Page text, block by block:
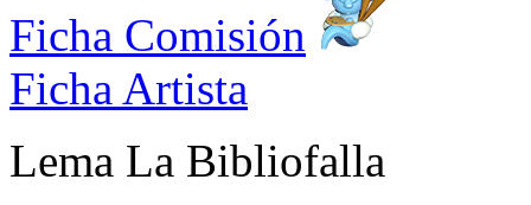
Ficha Comisión
Ficha Artista
Lema La Bibliofalla